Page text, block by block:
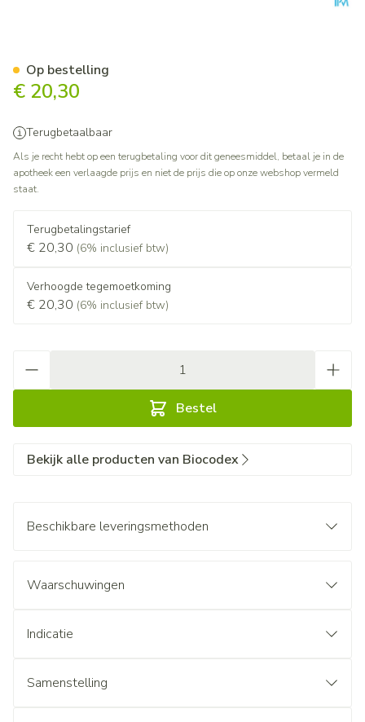
€ 20,30
Terugbetaalbaar
Als je recht hebt op een terugbetaling voor dit geneesmiddel, betaal je in de
apotheek een verlaagde prijs en niet de prijs die op onze webshop vermeld
staat.
Terugbetalingstarief
€ 20,30 (6% inclusief btw)
Verhoogde tegemoetkoming
€ 20,30 (6% inclusief btw)
Bestel
Op bestelling
Bekijk alle producten van Biocodex
Beschikbare leveringsmethoden
Waarschuwingen
Indicatie
Samenstelling